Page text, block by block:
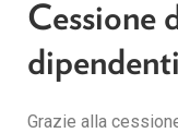
Cessione
dipendenti
Grazie alla